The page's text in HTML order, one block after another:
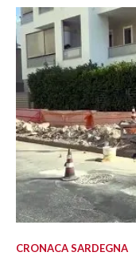
CRONACA SARDEGNA